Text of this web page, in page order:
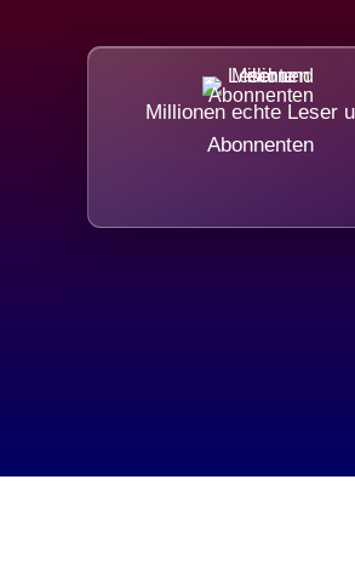
Millionen echte Leser
Abonnenten